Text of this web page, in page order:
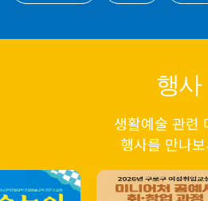
행사
생활예술 관련
행사를 만나